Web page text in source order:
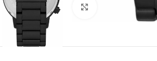
Büyütmek için tıklayın